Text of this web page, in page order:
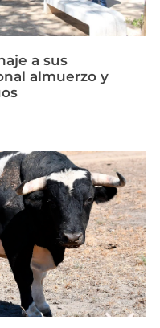
a sus
almuerzo y